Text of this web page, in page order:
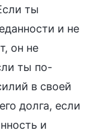
ты
и не
он не
ты по-
в своей
долга, если
и